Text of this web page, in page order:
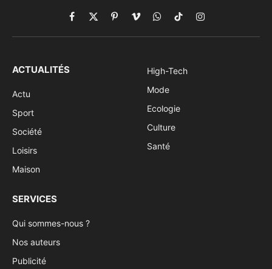
Facebook
X
(Twitter)
PinterestVimeoWhatsApp
TikTokInstagram
ACTUALITÉS
Actu
Sport
Société
Loisirs
Maison
High-Tech
Mode
Ecologie
Culture
Santé
SERVICES
Qui sommes-nous ?
Nos auteurs
Publicité